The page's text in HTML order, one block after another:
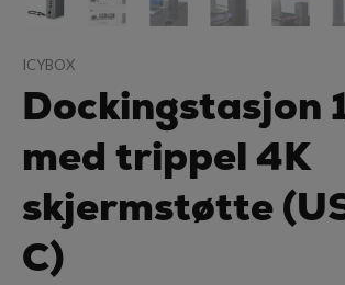
ICYBOX
Dockingstasjon
med trippel 4K
skjermstøtte
C)